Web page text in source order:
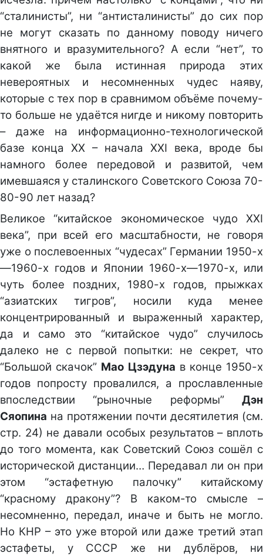
“сталинисты”, ни “антисталинисты” до сих пор
не могут сказать по данному поводу ничего
внятного и вразумительного? А если “нет”, то
какой же была истинная природа этих
невероятных и несомненных чудес наяву,
которые с тех пор в сравнимом объёме почему-
то больше не удаётся нигде и никому повторить
– даже на информационно-технологической
базе конца ХХ – начала XXI века, вроде бы
намного более передовой и развитой, чем
имевшаяся у сталинского Советского Союза 70-
80-90 лет назад?
Великое “китайское экономическое чудо XXI
века”, при всей его масштабности, не говоря
уже о послевоенных “чудесах” Германии 1950-х
—1960-х годов и Японии 1960-х—1970-х, или
чуть более поздних, 1980-х годов, прыжках
“азиатских тигров”, носили куда менее
концентрированный и выраженный характер,
да и само это “китайское чудо” случилось
далеко не с первой попытки: не секрет, что
“Большой скачок” Мао Цзэдуна в конце 1950-х
годов попросту провалился, а прославленные
впоследствии “рыночные реформы” Дэн
Сяопина на протяжении почти десятилетия (см.
стр. 24) не давали особых результатов – вплоть
до того момента, как Советский Союз сошёл с
исторической дистанции… Передавал ли он при
этом “эстафетную палочку” китайскому
“красному дракону”? В каком-то смысле –
несомненно, передал, иначе и быть не могло.
Но КНР – это уже второй или даже третий этап
эстафеты, у СССР же ни дублёров, ни